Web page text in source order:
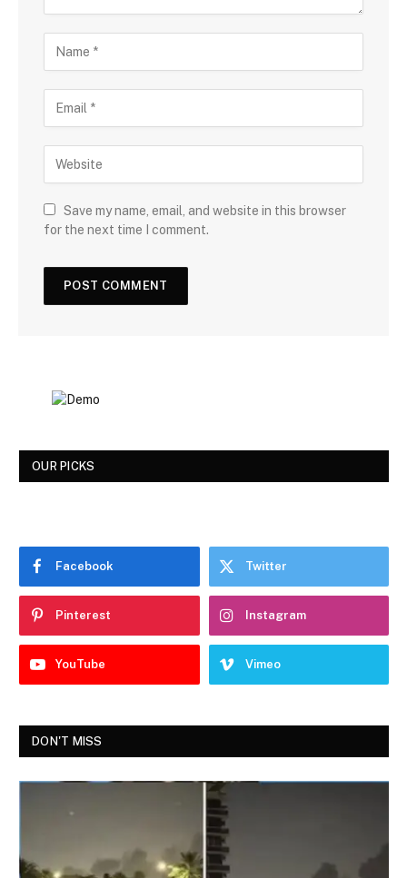
Save my name, email, and website in this browser
for the next time I comment.
OUR PICKS
Facebook Twitter
Pinterest Instagram
YouTube Vimeo
DON'T MISS